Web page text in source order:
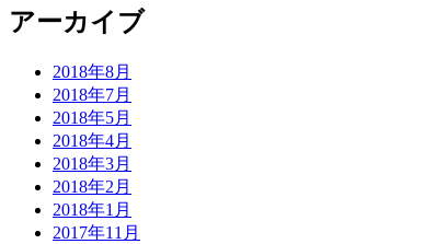
アーカイブ
2018年8月
2018年7月
2018年5月
2018年4月
2018年3月
2018年2月
2018年1月
2017年11月